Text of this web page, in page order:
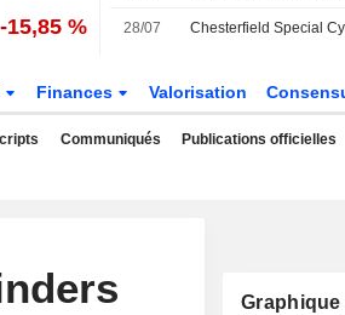
-15,85 % 28/07
Finances Valorisation
Communiqués Publications officielles
Graphique